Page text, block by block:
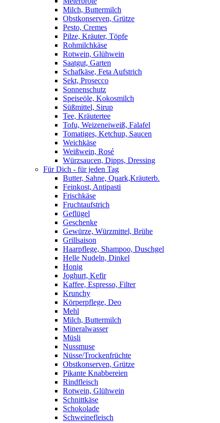
Milch, Buttermilch
Obstkonserven, Grütze
Pesto, Cremes
Pilze, Kräuter, Töpfe
Rohmilchkäse
Rotwein, Glühwein
Saatgut, Garten
Schafkäse, Feta Aufstrich
Sekt, Prosecco
Sonnenschutz
Speiseöle, Kokosmilch
Süßmittel, Sirup
Tee, Kräutertee
Tofu, Weizeneiweiß, Falafel
Tomatiges, Ketchup, Saucen
Weichkäse
Weißwein, Rosé
Würzsaucen, Dipps, Dressing
Für Dich - für jeden Tag
Butter, Sahne, Quark,Kräuterb.
Feinkost, Antipasti
Frischkäse
Fruchtaufstrich
Geflügel
Geschenke
Gewürze, Würzmittel, Brühe
Grillsaison
Haarpflege, Shampoo, Duschgel
Helle Nudeln, Dinkel
Honig
Joghurt, Kefir
Kaffee, Espresso, Filter
Krunchy
Körperpflege, Deo
Mehl
Milch, Buttermilch
Mineralwasser
Müsli
Nussmuse
Nüsse/Trockenfrüchte
Obstkonserven, Grütze
Pikante Knabbereien
Rindfleisch
Rotwein, Glühwein
Schnittkäse
Schokolade
Schweinefleisch